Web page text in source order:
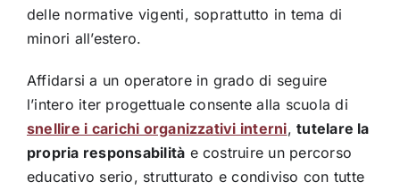
delle normative vigenti, soprattutto in tema di
minori all’estero.
Affidarsi a un operatore in grado di seguire
l’intero iter progettuale consente alla scuola di
snellire i carichi organizzativi interni,tutelare la
propria responsabilità e costruire un percorso
educativo serio, strutturato e condiviso con tutte